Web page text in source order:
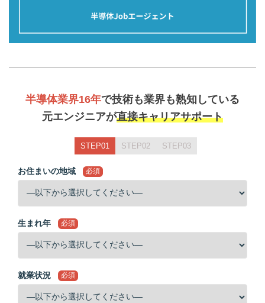
半導体業界16年で技術も業界も熟知している
元エンジニアが直接キャリアサポート
STEP01 STEP02 STEP03
お住まいの地域 必須
生まれ年 必須
就業状況 必須